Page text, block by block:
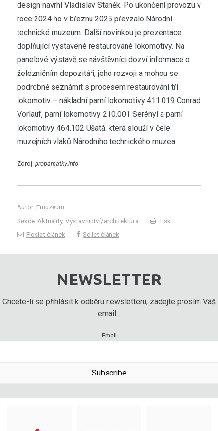
design navrhl Vladislav Staněk. Po ukončení provozu v
roce 2024 ho v březnu 2025 převzalo Národní
technické muzeum. Další novinkou je prezentace
doplňující vystavené restaurované lokomotivy. Na
panelové výstavě se návštěvníci dozví informace o
železničním depozitáři, jeho rozvoji a mohou se
podrobně seznámit s procesem restaurování tří
lokomotiv – nákladní parní lokomotivy 411.019 Conrad
Vorlauf, parní lokomotivy 210.001 Serényi a parní
lokomotivy 464.102 Ušatá, která slouží v čele
muzejních vlaků Národního technického muzea.
Zdroj: propamatky.info
Autor: Emuzeum
Sekce: Aktuality, Výstavnictví/architektura
Tisk
Poslat článek
Sdílet článek
NEWSLETTER
Chcete-li se přihlásit k odběru newsletteru, zadejte prosím Váš
email...
Email
Subscribe